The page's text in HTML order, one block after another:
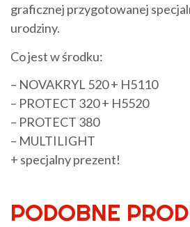
graficznej przygotowanej
urodziny.
Co jest w środku:
– NOVAKRYL 520 + H5110
– PROTECT 320 + H5520
– PROTECT 380
– MULTILIGHT
+ specjalny prezent!
PODOBNE